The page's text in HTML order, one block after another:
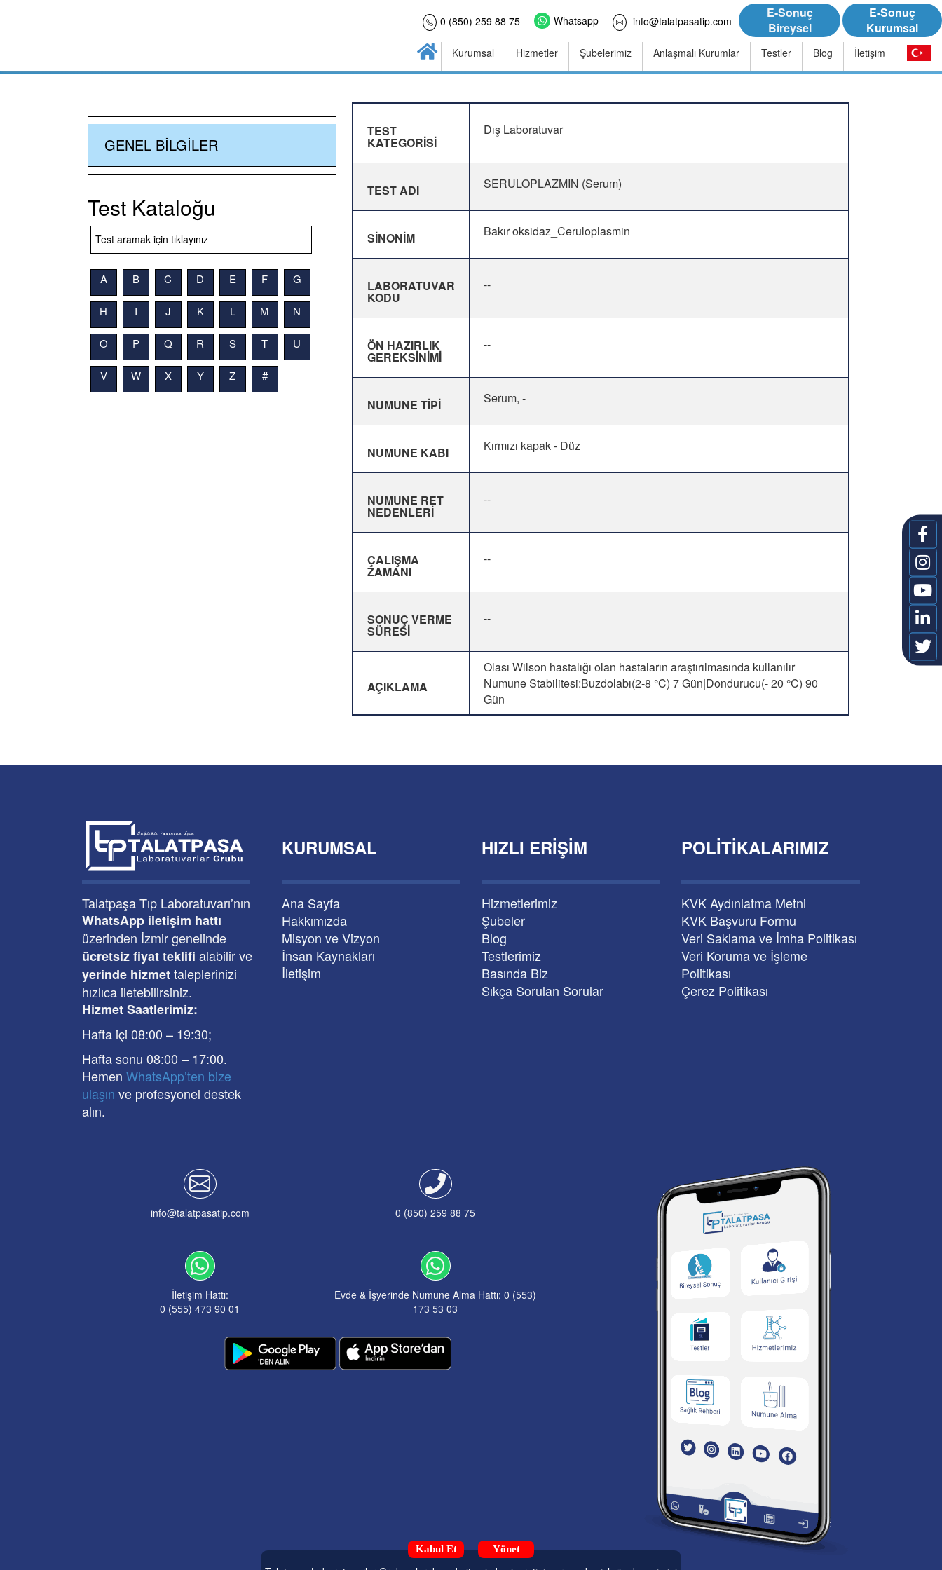
0 (850) 259 88 75 Whatsapp info@talatpasatip.com
E-Sonuç
Bireysel
E-Sonuç
Kurumsal
Kurumsal Hizmetler Şubelerimiz Anlaşmalı Kurumlar Testler Blog İletişim
Yönet
Kabul Et
GENEL BILGILER
Test Kataloğu
A B C D E F G
H I J K L M N
O P Q R S T U
V W X Y Z #
TEST
KATEGORİSİ
Dış Laboratuvar
TEST ADI SERULOPLAZMIN (Serum)
SİNONİM Bakır oksidaz_Ceruloplasmin
LABORATUVAR
KODU
--
ÖN HAZIRLIK
GEREKSİNİMİ
--
NUMUNE TİPİ Serum, -
NUMUNE KABI Kırmızı kapak - Düz
NUMUNE RET
NEDENLERİ
--
ÇALIŞMA
ZAMANI
--
SONUÇ VERME
SÜRESİ
--
AÇIKLAMA
Olası Wilson hastalığı olan hastaların araştırılmasında kullanılır
Numune Stabilitesi:Buzdolabı(2-8 °C) 7 Gün|Dondurucu(- 20 °C) 90
Gün
Talatpaşa Tıp Laboratuvarı’nın
WhatsApp iletişim hattı
üzerinden İzmir genelinde
ücretsiz fiyat teklifi alabilir ve
yerinde hizmettaleplerinizi
hızlıca iletebilirsiniz.
Hizmet Saatlerimiz:
Hafta içi 08:00 – 19:30;
Hafta sonu 08:00 – 17:00.
Hemen WhatsApp’ten bize
ulaşın ve profesyonel destek
alın.
KURUMSAL
Ana Sayfa
Hakkımızda
Misyon ve Vizyon
İnsan Kaynakları
İletişim
HIZLI ERIŞIM
Hizmetlerimiz
Şubeler
Blog
Testlerimiz
Basında Biz
Sıkça Sorulan Sorular
POLITIKALARIMIZ
KVK Aydınlatma Metni
KVK Başvuru Formu
Veri Saklama ve İmha Politikası
Veri Koruma ve İşleme
Politikası
Çerez Politikası
info@talatpasatip.com 0 (850) 259 88 75
İletişim Hattı:
0 (555) 473 90 01
Evde & İşyerinde Numune Alma Hattı: 0 (553)
173 53 03